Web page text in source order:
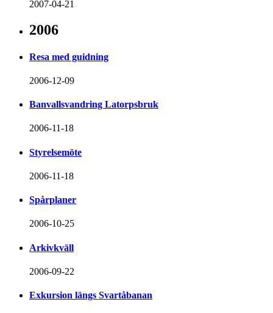
2007-04-21
2006
Resa med guidning
2006-12-09
Banvallsvandring Latorpsbruk
2006-11-18
Styrelsemöte
2006-11-18
Spårplaner
2006-10-25
Arkivkväll
2006-09-22
Exkursion längs Svartåbanan